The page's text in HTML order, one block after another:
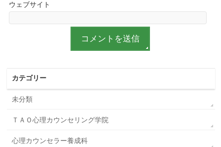
ウェブサイト
カテゴリー
未分類
ＴＡＯ心理カウンセリング学院
心理カウンセラー養成科